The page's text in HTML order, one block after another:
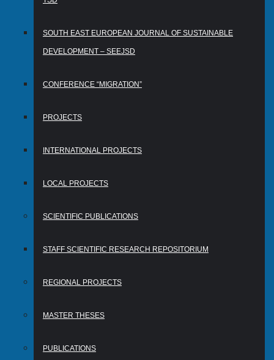
SOUTH EAST EUROPEAN JOURNAL OF SUSTAINABLE
DEVELOPMENT – SEEJSD
CONFERENCE “MIGRATION”
PROJECTS
INTERNATIONAL PROJECTS
LOCAL PROJECTS
SCIENTIFIC PUBLICATIONS
STAFF SCIENTIFIC RESEARCH REPOSITORIUM
REGIONAL PROJECTS
MASTER THESES
PUBLICATIONS